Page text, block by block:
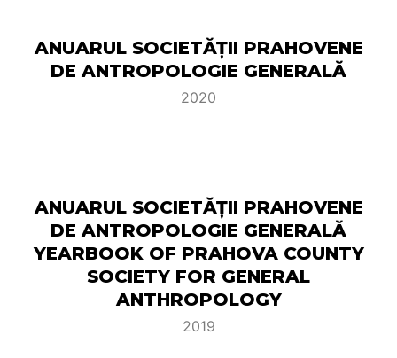
ANUARUL SOCIETĂŢII PRAHOVENE
DE ANTROPOLOGIE GENERALĂ
2020
ANUARUL SOCIETĂŢII PRAHOVENE
DE ANTROPOLOGIE GENERALĂ
YEARBOOK OF PRAHOVA COUNTY
SOCIETY FOR GENERAL
ANTHROPOLOGY
2019